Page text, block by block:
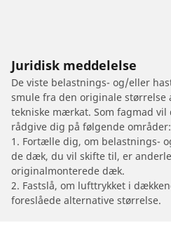
Juridisk meddelelse
De viste belastnings- og/eller
smule fra den originale størrelse
tekniske mærkat. Som fagmad
rådgive dig på følgende områder:
1. Fortælle dig, om belastnings-
de dæk, du vil skifte til, er
originalmonterede dæk.
2. Fastslå, om lufttrykket i
foreslåede alternative størrelse.